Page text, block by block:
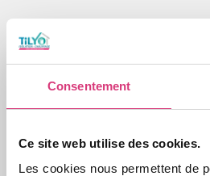
Consentement
Ce site web utilise des cookies.
Les cookies nous permettent de